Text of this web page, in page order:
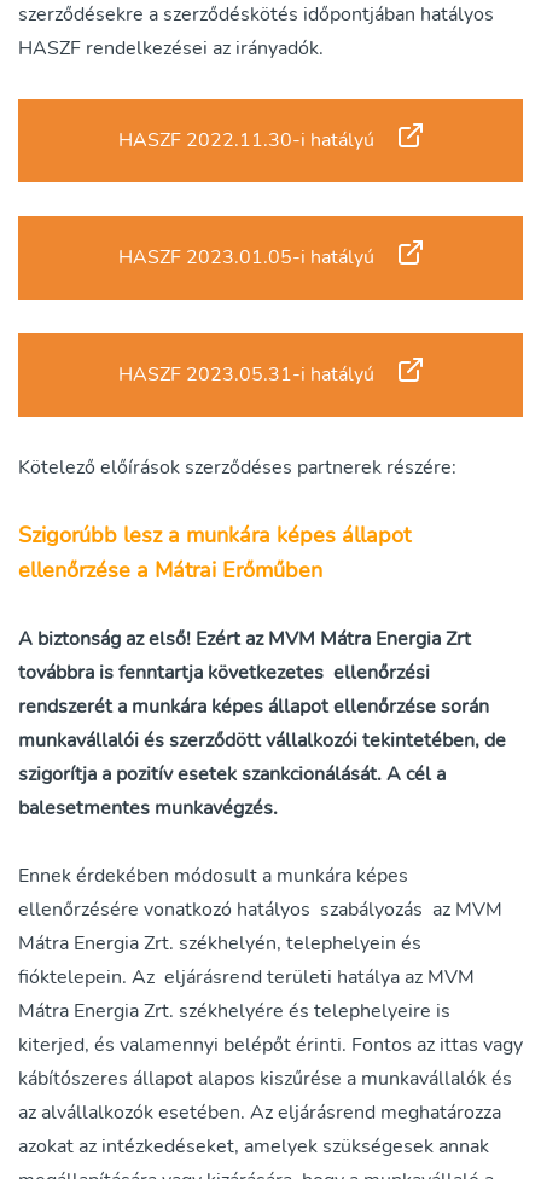
szerződésekre a szerződéskötés időpontjában hatályos
HASZF rendelkezései az irányadók.
HASZF 2022.11.30-i hatályú
HASZF 2023.01.05-i hatályú
HASZF 2023.05.31-i hatályú
Kötelező előírások szerződéses partnerek részére:
Szigorúbb lesz a munkára képes állapot
ellenőrzése a Mátrai Erőműben
A biztonság az első! Ezért az MVM Mátra Energia Zrt
továbbra is fenntartja következetes ellenőrzési
rendszerét a munkára képes állapot ellenőrzése során
munkavállalói és szerződött vállalkozói tekintetében, de
szigorítja a pozitív esetek szankcionálását. A cél a
balesetmentes munkavégzés.
Ennek érdekében módosult a munkára képes
ellenőrzésére vonatkozó hatályos szabályozás az MVM
Mátra Energia Zrt. székhelyén, telephelyein és
fióktelepein. Az eljárásrend területi hatálya az MVM
Mátra Energia Zrt. székhelyére és telephelyeire is
kiterjed, és valamennyi belépőt érinti. Fontos az ittas vagy
kábítószeres állapot alapos kiszűrése a munkavállalók és
az alvállalkozók esetében. Az eljárásrend meghatározza
azokat az intézkedéseket, amelyek szükségesek annak